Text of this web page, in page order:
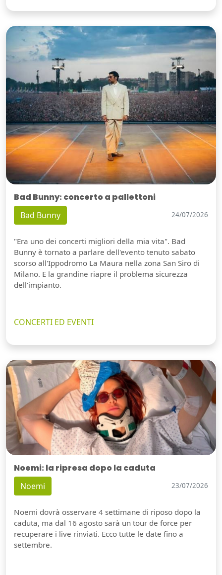
Bad Bunny: concerto a pallettoni
Bad Bunny 24/07/2026
"Era uno dei concerti migliori della mia vita". Bad
Bunny è tornato a parlare dell'evento tenuto sabato
scorso all'Ippodromo La Maura nella zona San Siro di
Milano. E la grandine riapre il problema sicurezza
dell'impianto.
CONCERTI ED EVENTI
Noemi: la ripresa dopo la caduta
Noemi 23/07/2026
Noemi dovrà osservare 4 settimane di riposo dopo la
caduta, ma dal 16 agosto sarà un tour de force per
recuperare i live rinviati. Ecco tutte le date fino a
settembre.